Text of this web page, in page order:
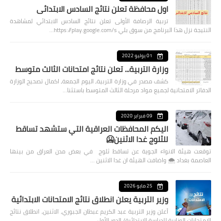
اول محافظة تعلن نتائج السادس الابتدائي
تربية الرصافة الأولى تعلن نتائج السادس الابتدائي لمشاهدة
النتيجة نزل هذا البرنامج من سوق بلي https://play.google.com/s…
01 يوليو 2022
وزارة التربية... تعلن نتائج امتحانات الثالث متوسط
كشف مصدر في وزارة التربية، اليوم الجمعة، اكمال تصحيح الوزارة
الدفاتر الامتحانية لجميع مواد مرحلة الثالث المتوسط باستثنا…
09 فبراير 2020
اليكم المحافظات العراقية التي ستشهد تساقط
للثلوج غدا الاثنين🥶
توقعت هيئة الانواء الجوية عن تساقط ثلوج في بعض مدن العراق من بينها
العاصمة بغداد ⁦🌨️⁩ واضافت الهيئة ان غدا الاثنين …
25 مايو 2026
وزير التربية يعلن انطلاق نتائج الامتحانات الابتدائية
أعلن وزير التربية عبد الكريم عبطان الجبوري، الاثنين، انطلاق نتائج